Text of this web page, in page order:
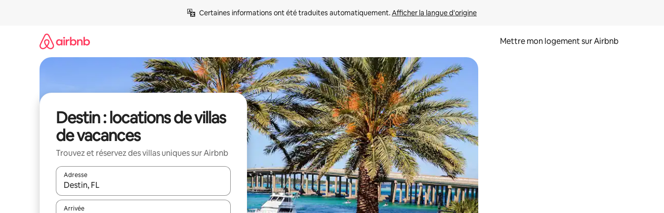
Certaines informations ont été traduites automatiquement. Afficher la langue d'origine
Mettre mon logement sur Airbnb
Destin : locations de villas
de vacances
Trouvez et réservez des villas uniques sur Airbnb
Adresse
Lorsque les résultats s'affichent, utilisez les flèches vers le haut et vers le bas pour les parcourir ou en appuyant et en faisant glisser.
Arrivée